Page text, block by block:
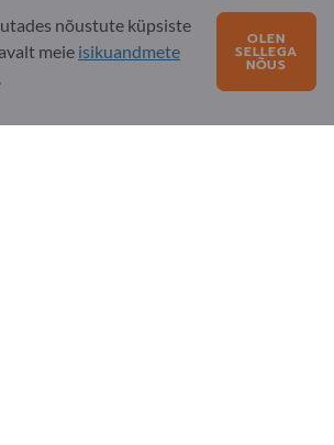
sageli usaldusväärset müügijärgset
probleemide korral kiiresti. Selgitage
tuge pakutakse probleemide korral.
võivad tarnijad sageli pakkuda ka
nõustute küpsiste
meie isikuandmete
.
OLEN
SELLEGA
NÕUS